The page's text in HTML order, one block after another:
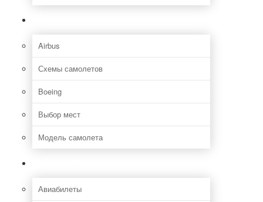
Airbus
Схемы самолетов
Boeing
Выбор мест
Модель самолета
Авиабилеты